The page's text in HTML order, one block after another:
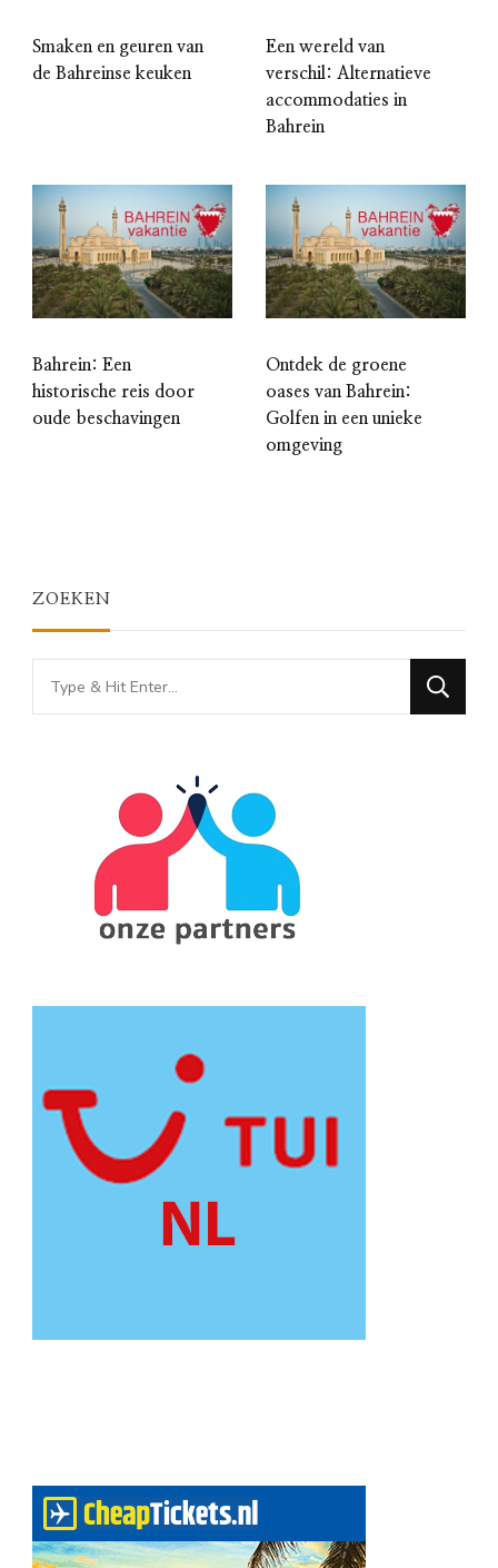
Smaken en geuren van
de Bahreinse keuken
Een wereld van
verschil: Alternatieve
accommodaties in
Bahrein
Bahrein: Een
historische reis door
oude beschavingen
Ontdek de groene
oases van Bahrein:
Golfen in een unieke
omgeving
ZOEKEN
Looking
for